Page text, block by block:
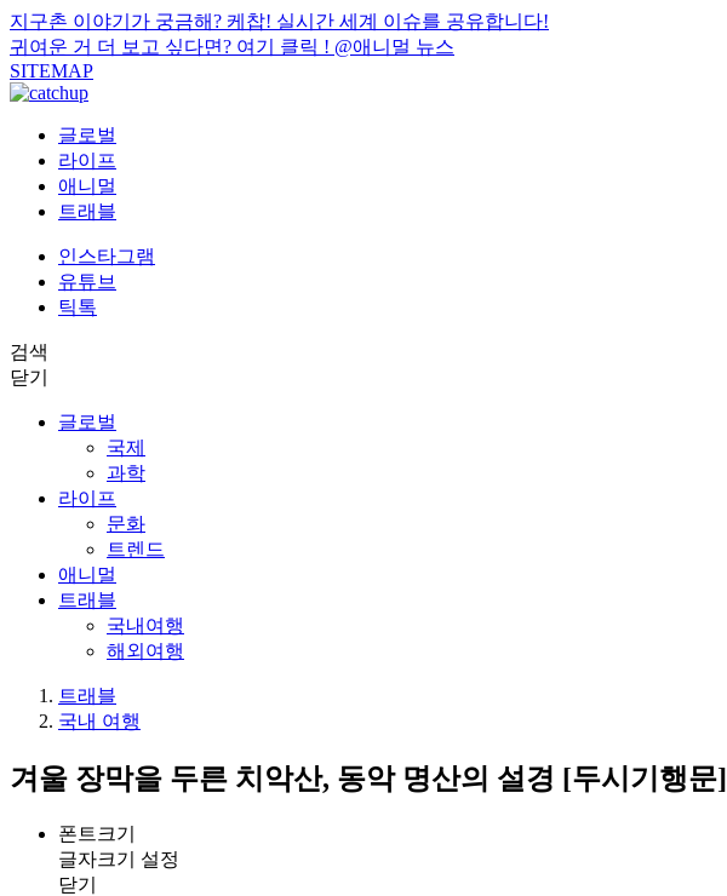
지구촌 이야기가 궁금해? 케찹! 실시간 세계 이슈를 공유합니다!
귀여운 거 더 보고 싶다면? 여기 클릭 ! @애니멀 뉴스
SITEMAP
글로벌
라이프
애니멀
트래블
인스타그램
유튜브
틱톡
검색
닫기
글로벌
국제
과학
라이프
문화
트렌드
애니멀
트래블
국내여행
해외여행
트래블
국내 여행
겨울 장막을 두른 치악산, 동악 명산의 설경 [두시기행문]
폰트크기
글자크기 설정
닫기